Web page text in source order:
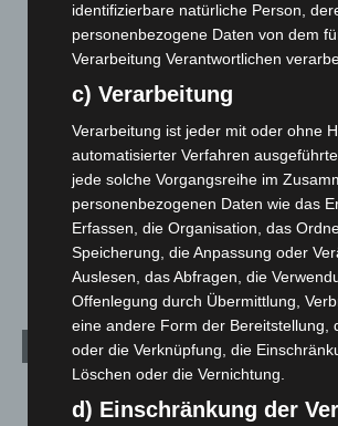
Großkontrolle
Maschpark
2. August 2026
Schwarz Digits und Zscaler starten
Sicherheitsplattform für Europa
2. August 2026
Kategorien
identifizierbare natürliche Person,
personenbezogene Daten von dem
Verarbeitung Verantwortlichen
c) Verarbeitung
Verarbeitung ist jeder mit oder ohne
automatisierter Verfahren
jede solche Vorgangsreihe im
personenbezogenen Daten wie das
Erfassen, die Organisation, das
Speicherung, die Anpassung oder
Auslesen, das Abfragen, die
Offenlegung durch Übermittlung,
eine andere Form der Bereitstellung,
oder die Verknüpfung, die
Löschen oder die Vernichtung.
d) Einschränkung der